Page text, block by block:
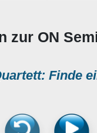
zur ON
Finde